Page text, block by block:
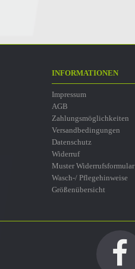
INFORMATIONEN
Impressum
AGB
Zahlungsmöglichkeiten
Versandbedingungen
Datenschutz
Widerruf
Muster Widerrufsformular
Wasch-/ Pflegehinweise
Größenübersicht